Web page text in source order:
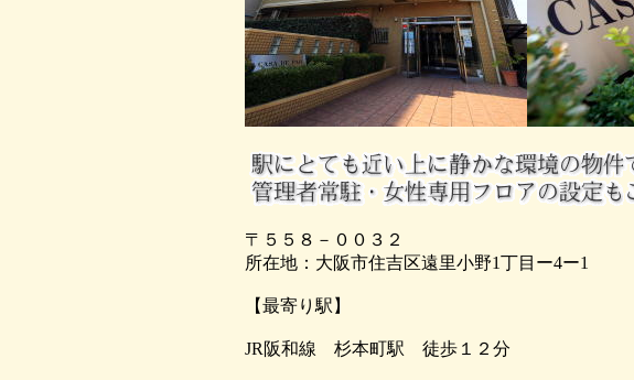
〒５５８－００３２
所在地：大阪市住吉区遠里小野1丁目ー4ー1
【最寄り駅】
JR阪和線 杉本町駅 徒歩１２分